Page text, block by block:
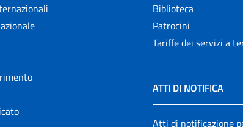
Biblioteca
Patrocini
Tariffe dei servizi a
ATTI DI NOTIFICA
Atti di notificazione